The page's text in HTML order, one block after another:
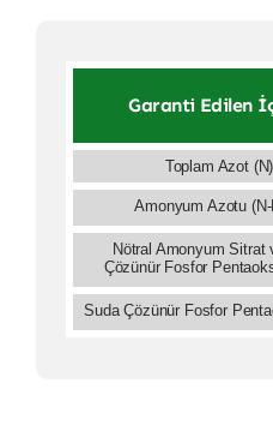
Garanti Edilen
Toplam Azot (N)
Amonyum Azotu (N-
Nötral Amonyum Sitrat
Çözünür Fosfor
Suda Çözünür Fosfor